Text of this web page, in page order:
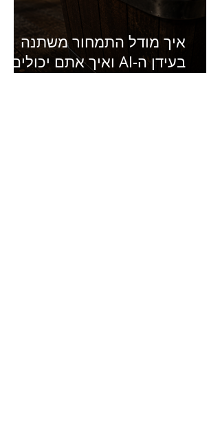
איך מודל התמחור משתנה
בעידן ה-AI ואיך אתם יכולים